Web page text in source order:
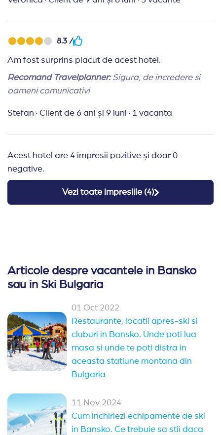
8.3 /
Am fost surprins placut de acest hotel.
Recomand Travelplanner:Sigura, de incredere si
oameni comunicativi
Stefan · Client de 6 ani și 9 luni · 1 vacanta
Acest hotel are 4 impresii pozitive și doar 0
negative.
Vezi toate impresiile (4)
Articole despre vacantele in Bansko
sau in Ski Bulgaria
01 Oct 2022
Restaurante, locatii apres-ski si
cluburi in Bansko. Unde poti lua
masa si unde te poti distra in
aceasta statiune montana din
Bulgaria
11 Nov 2024
Cum inchiriezi echipamente de ski
in Bansko. Ce trebuie sa stii daca